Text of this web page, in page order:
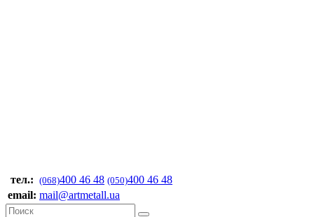
тел.: (068)400 46 48 (050)400 46 48
email: mail@artmetall.ua